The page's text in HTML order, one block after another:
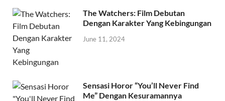
The Watchers: Film Debutan
Dengan Karakter Yang Kebingungan
June 11, 2024
Sensasi Horor “You’ll Never Find
Me” Dengan Kesuramannya